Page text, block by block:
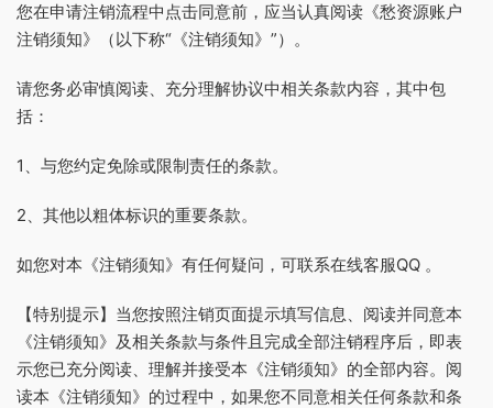
您在申请注销流程中点击同意前，应当认真阅读《愁资源账户
注销须知》（以下称“《注销须知》”）。
请您务必审慎阅读、充分理解协议中相关条款内容，其中包
括：
1、与您约定免除或限制责任的条款。
2、其他以粗体标识的重要条款。
如您对本《注销须知》有任何疑问，可联系在线客服QQ 。
【特别提示】当您按照注销页面提示填写信息、阅读并同意本
《注销须知》及相关条款与条件且完成全部注销程序后，即表
示您已充分阅读、理解并接受本《注销须知》的全部内容。阅
读本《注销须知》的过程中，如果您不同意相关任何条款和条